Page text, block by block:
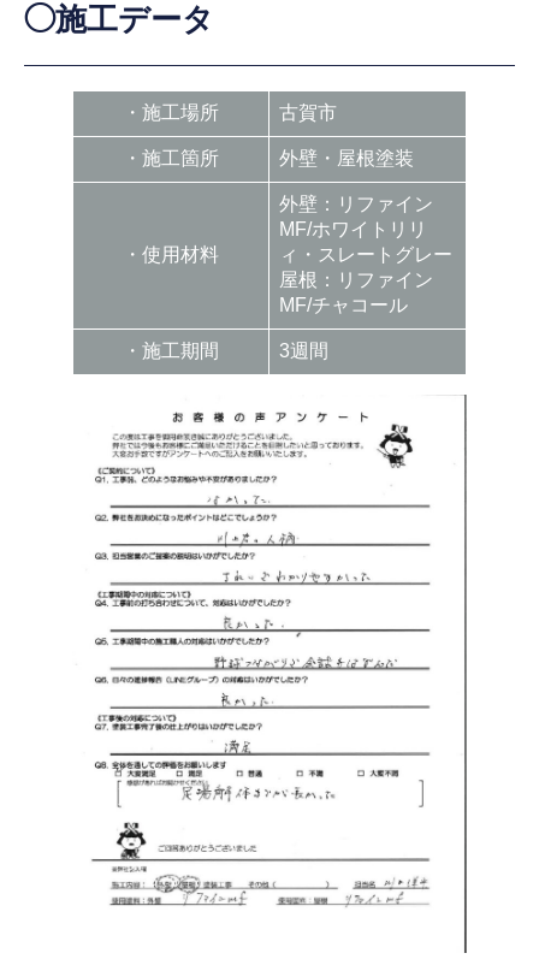
◯施工データ
・施工場所 古賀市
・施工箇所 外壁・屋根塗装
・使用材料
外壁：リファイン
MF/ホワイトリリ
ィ・スレートグレー
屋根：リファイン
MF/チャコール
・施工期間 3週間